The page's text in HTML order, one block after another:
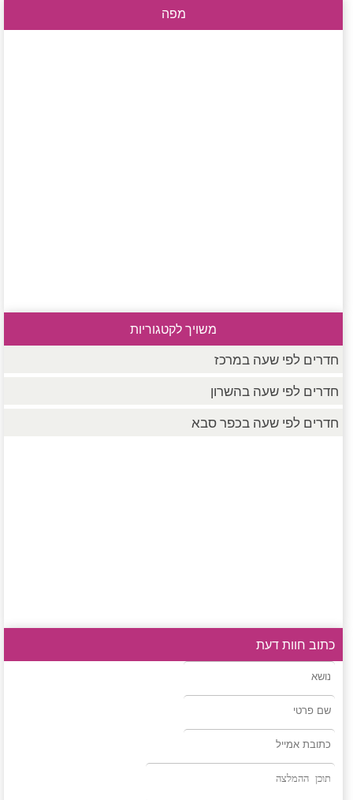
מפה
משויך לקטגוריות
חדרים לפי שעה במרכז
חדרים לפי שעה בהשרון
חדרים לפי שעה בכפר סבא
כתוב חוות דעת